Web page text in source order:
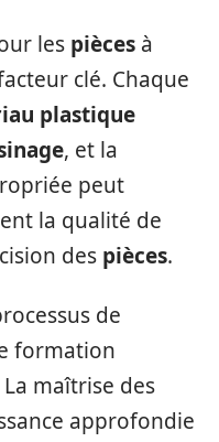
les pièces à
clé. Chaque
plastique
, et la
peut
la qualité de
des pièces.
de
formation
maîtrise des
approfondie